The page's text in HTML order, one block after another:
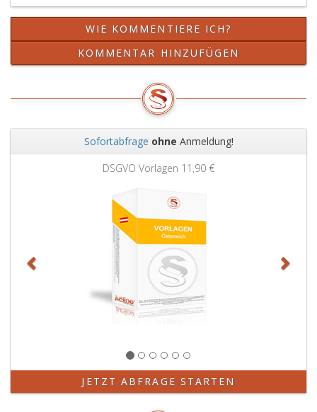
WIE KOMMENTIERE ICH?
KOMMENTAR HINZUFÜGEN
Sofortabfrage ohne Anmeldung!
DSGVO Vorlagen 11,90 €
JETZT ABFRAGE STARTEN